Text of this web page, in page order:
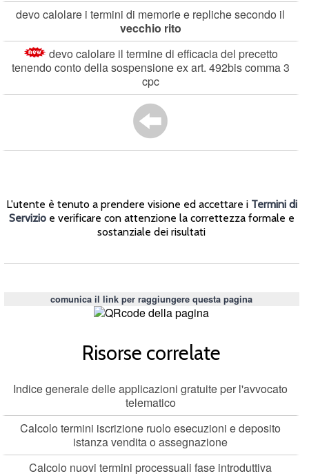
devo calolare i termini di memorie e repliche secondo il
vecchio rito
devo calolare il termine di efficacia del precetto
tenendo conto della sospensione ex art. 492bis comma 3
cpc
L'utente è tenuto a prendere visione ed accettare i Termini di
Servizioe verificare con attenzione la correttezza formale e
sostanziale dei risultati
comunica il link per raggiungere questa pagina
Risorse correlate
Indice generale delle applicazioni gratuite per l'avvocato
telematico
Calcolo termini iscrizione ruolo esecuzioni e deposito
istanza vendita o assegnazione
Calcolo nuovi termini processuali fase introduttiva